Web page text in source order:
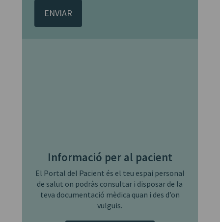
privacitat.
Informació per al pacient
El Portal del Pacient és el teu espai personal
de salut on podràs consultar i disposar de la
teva documentació mèdica quan i des d’on
vulguis.